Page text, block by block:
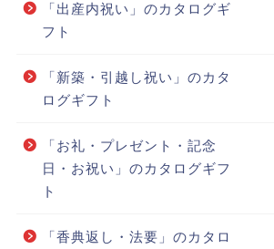
「出産内祝い」のカタログギ
フト
「新築・引越し祝い」のカタ
ログギフト
「お礼・プレゼント・記念
日・お祝い」のカタログギフ
ト
「香典返し・法要」のカタロ